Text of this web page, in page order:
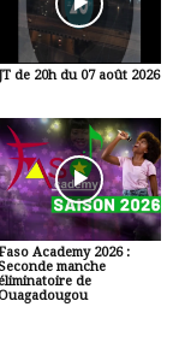
JT de 20h du 07 août 2026
Academy 2026 :
manche
éliminatoire de
Ouagadougou